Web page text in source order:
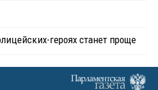
героях станет проще